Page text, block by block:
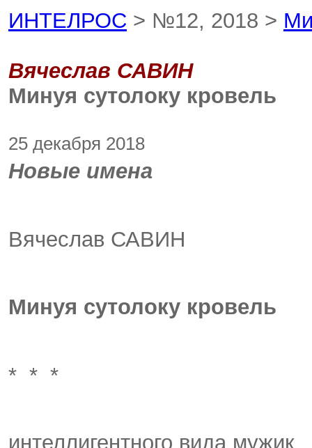
ИНТЕЛРОС > №12, 2018 >
Вячеслав САВИН
Минуя сутолоку кровель
25 декабря 2018
Новые имена
Вячеслав САВИН
Минуя сутолоку кровель
* * *
интеллигентного вида мужик